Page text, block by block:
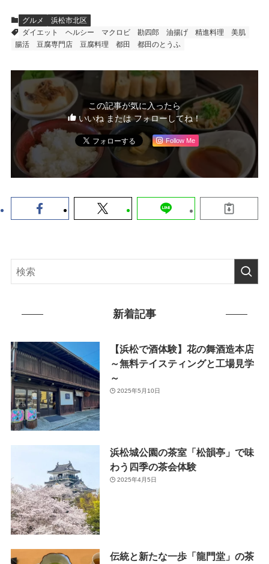
グルメ
浜松市北区
ダイエット
ヘルシー マクロビ 勘四郎 油揚げ 精進料理
美肌
腸活
豆腐専門店 豆腐料理 都田 都田のとうふ
この記事が気に入ったら
いいね または フォローしてね！
Follow Me
新着記事
【浜松で酒体験】花の舞酒造本店
～無料テイスティングと工場見学
～
2025年5月10日
浜松城公園の茶室「松韻亭」で味
わう四季の茶会体験
2025年4月5日
伝統と新たな一歩「龍門堂」の茶